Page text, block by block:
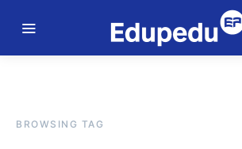
BROWSING TAG